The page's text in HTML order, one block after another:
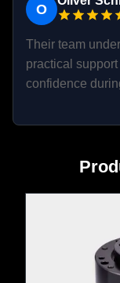
O
Their team
practical
confidence